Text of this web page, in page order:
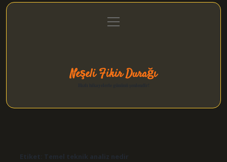
Gizlilik Politikası
menüyü
aç
Neşeli Fikir Durağı
Etiket: Temel teknik analiz nedir